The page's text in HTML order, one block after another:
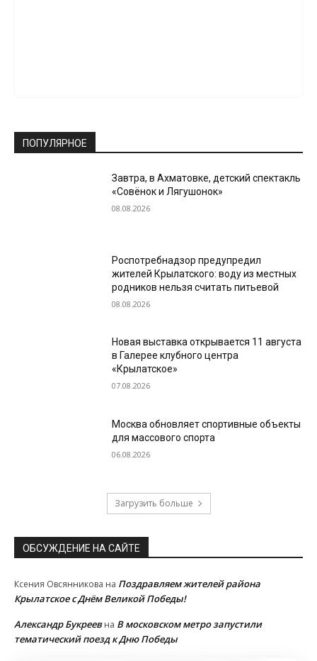
ПОПУЛЯРНОЕ
Завтра, в Ахматовке, детский спектакль
«Совёнок и Лягушонок»
08.08.2026
Роспотребнадзор предупредил
жителей Крылатского: воду из местных
родников нельзя считать питьевой
08.08.2026
Новая выставка открывается 11 августа
в Галерее клубного центра
«Крылатское»
07.08.2026
Москва обновляет спортивные объекты
для массового спорта
06.08.2026
Загрузить больше
ОБСУЖДЕНИЕ НА САЙТЕ
Ксения Овсянникова на Поздравляем жителей района
Крылатское с Днём Великой Победы!
Александр Букреевна В московском метро запустили
тематический поезд к Дню Победы